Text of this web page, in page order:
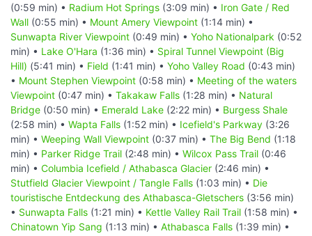
(0:59 min) • Radium Hot Springs (3:09 min) • Iron Gate / Red
Wall (0:55 min) • Mount Amery Viewpoint (1:14 min) •
Sunwapta River Viewpoint (0:49 min) • Yoho Nationalpark (0:52
min) • Lake O'Hara (1:36 min) • Spiral Tunnel Viewpoint (Big
Hill) (5:41 min) • Field (1:41 min) • Yoho Valley Road (0:43 min)
• Mount Stephen Viewpoint (0:58 min) • Meeting of the waters
Viewpoint (0:47 min) • Takakaw Falls (1:28 min) • Natural
Bridge (0:50 min) • Emerald Lake (2:22 min) • Burgess Shale
(2:58 min) • Wapta Falls (1:52 min) • Icefield's Parkway (3:26
min) • Weeping Wall Viewpoint (0:37 min) • The Big Bend (1:18
min) • Parker Ridge Trail (2:48 min) • Wilcox Pass Trail (0:46
min) • Columbia Icefield / Athabasca Glacier (2:46 min) •
Stutfield Glacier Viewpoint / Tangle Falls (1:03 min) • Die
touristische Entdeckung des Athabasca-Gletschers (3:56 min)
• Sunwapta Falls (1:21 min) • Kettle Valley Rail Trail (1:58 min) •
Chinatown Yip Sang (1:13 min) • Athabasca Falls (1:39 min) •